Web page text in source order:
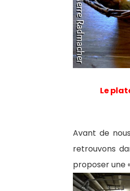
Le
Avant de
retrouvons
proposer une